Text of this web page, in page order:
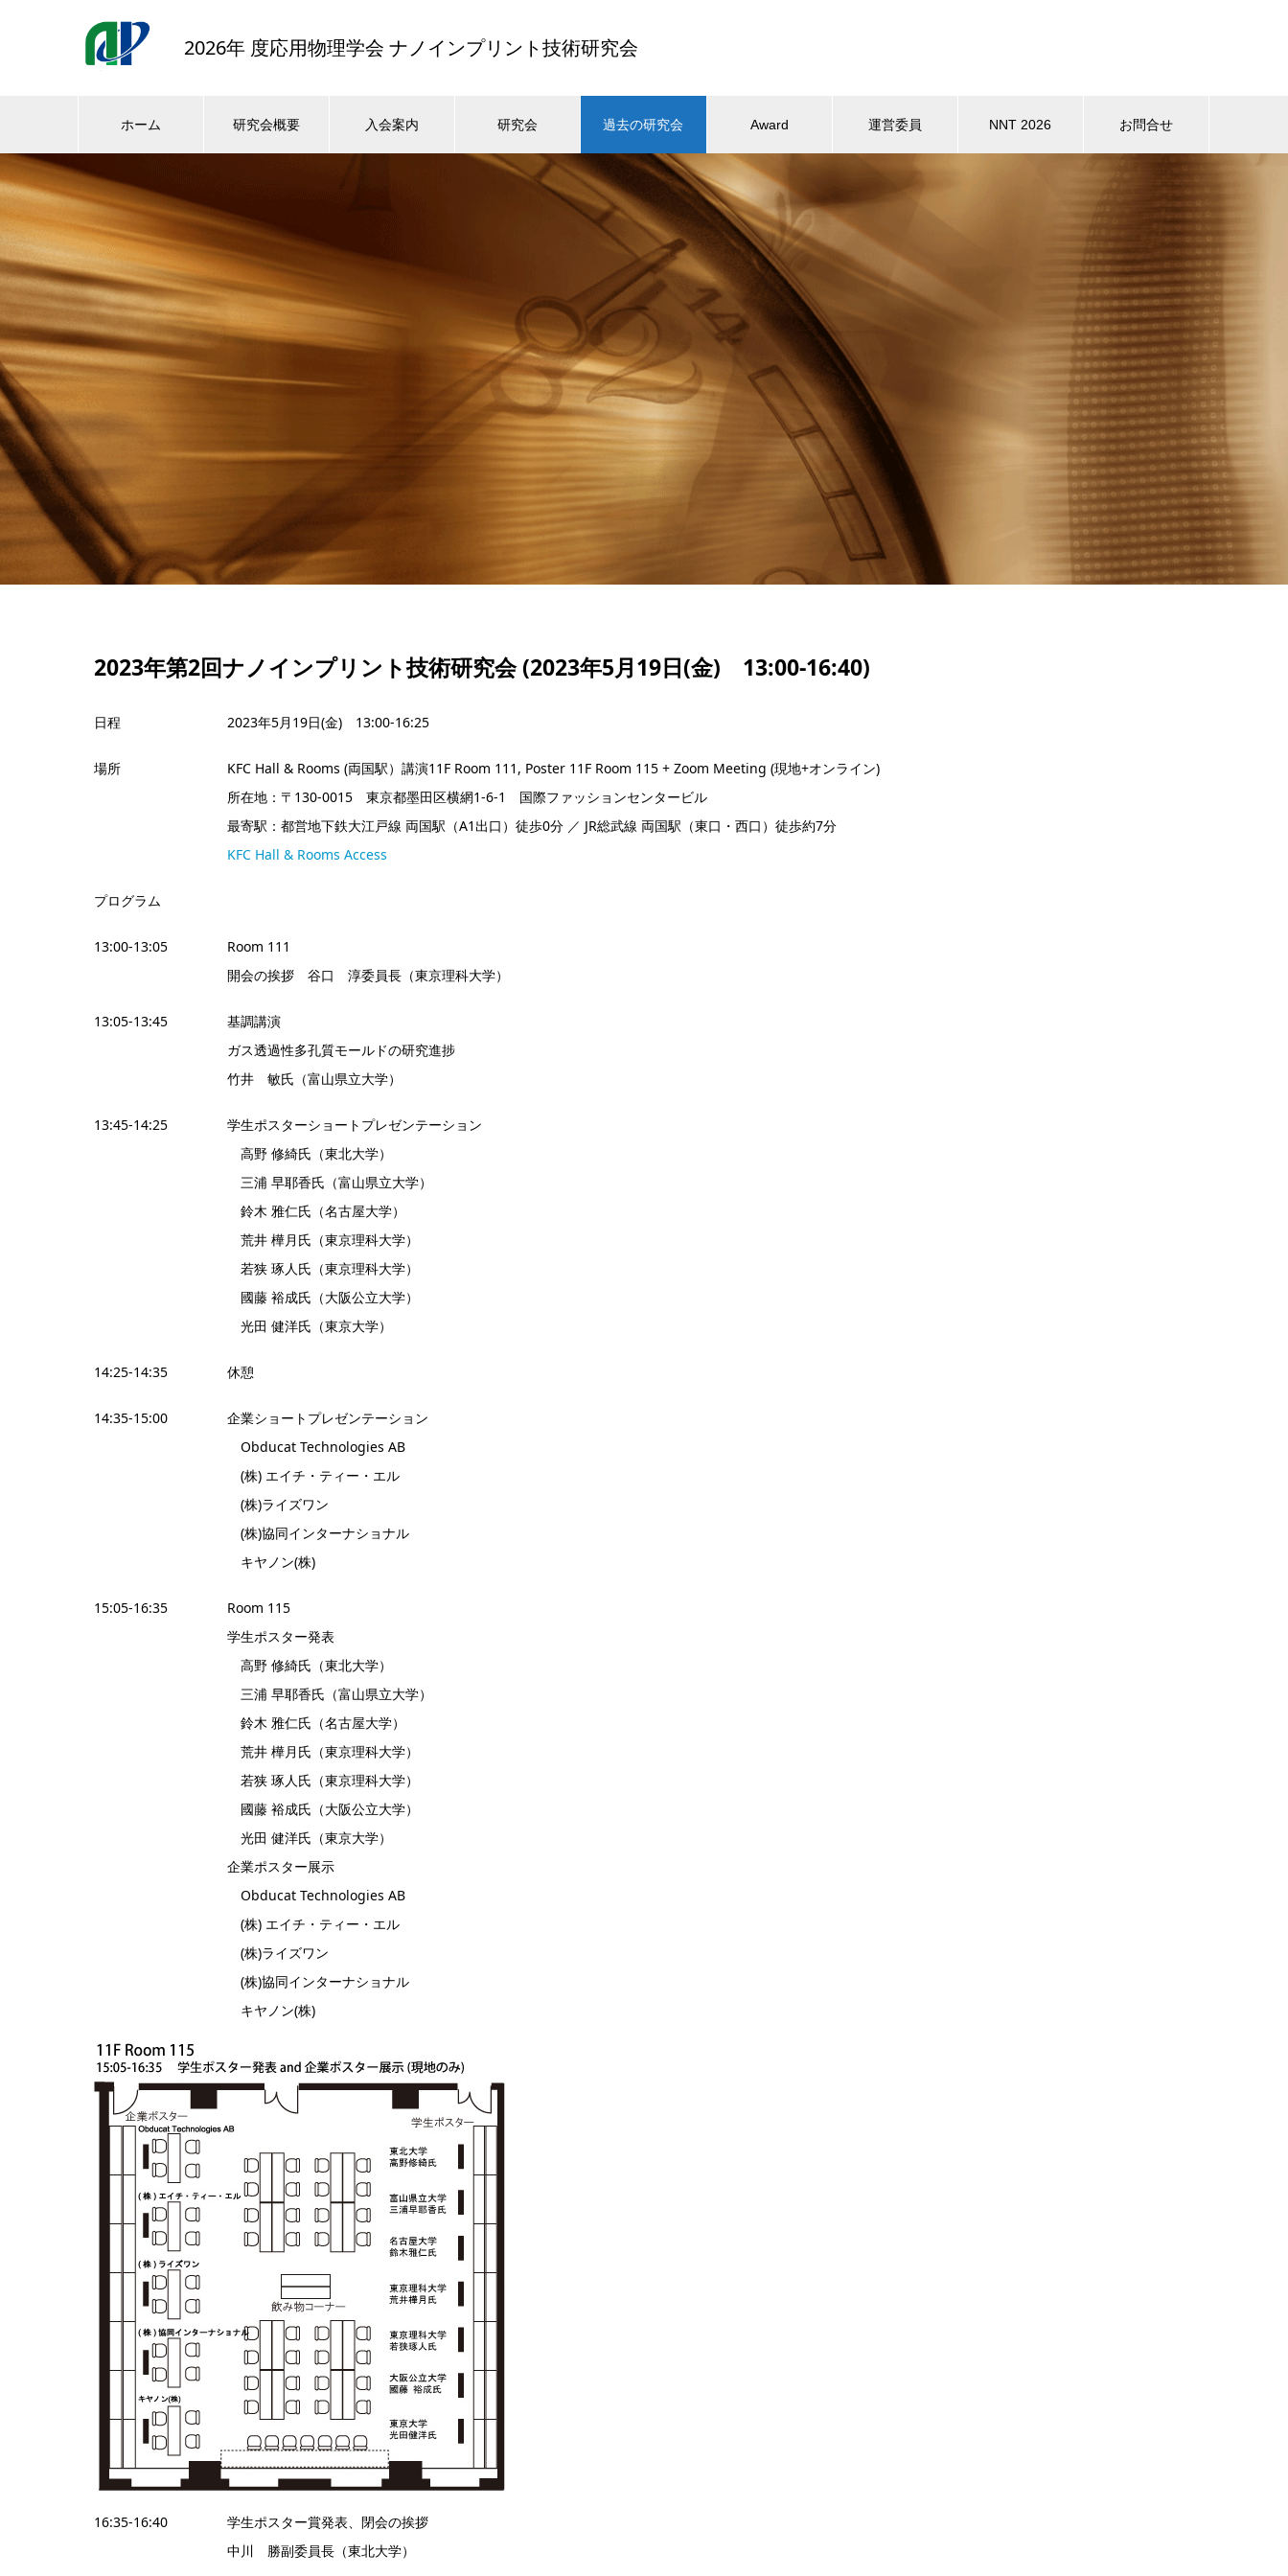
2026年 度応用物理学会 ナノインプリント技術研究会
ホーム 研究会概要 入会案内 研究会 過去の研究会 Award 運営委員 NNT 2026 お問合せ
2023年第2回ナノインプリント技術研究会 (2023年5月19日(金) 13:00-16:40)
日程 2023年5月19日(金) 13:00-16:25
場所
KFC Hall & Rooms (両国駅）講演11F Room 111, Poster 11F Room 115 + Zoom Meeting (現地+オンライン)
所在地：〒130-0015 東京都墨田区横網1-6-1 国際ファッションセンタービル
最寄駅：都営地下鉄大江戸線 両国駅（A1出口）徒歩0分 ／ JR総武線 両国駅（東口・西口）徒歩約7分
KFC Hall & Rooms Access
プログラム
13:00-13:05
Room 111
開会の挨拶 谷口 淳委員長（東京理科大学）
13:05-13:45
基調講演
ガス透過性多孔質モールドの研究進捗
竹井 敏氏（富山県立大学）
13:45-14:25
学生ポスターショートプレゼンテーション
高野 修綺氏（東北大学）
三浦 早耶香氏（富山県立大学）
鈴木 雅仁氏（名古屋大学）
荒井 樺月氏（東京理科大学）
若狭 琢人氏（東京理科大学）
國藤 裕成氏（大阪公立大学）
光田 健洋氏（東京大学）
14:25-14:35 休憩
14:35-15:00
企業ショートプレゼンテーション
Obducat Technologies AB
(株) エイチ・ティー・エル
(株)ライズワン
(株)協同インターナショナル
キヤノン(株)
15:05-16:35
Room 115
学生ポスター発表
高野 修綺氏（東北大学）
三浦 早耶香氏（富山県立大学）
鈴木 雅仁氏（名古屋大学）
荒井 樺月氏（東京理科大学）
若狭 琢人氏（東京理科大学）
國藤 裕成氏（大阪公立大学）
光田 健洋氏（東京大学）
企業ポスター展示
Obducat Technologies AB
(株) エイチ・ティー・エル
(株)ライズワン
(株)協同インターナショナル
キヤノン(株)
16:35-16:40
学生ポスター賞発表、閉会の挨拶
中川 勝副委員長（東北大学）